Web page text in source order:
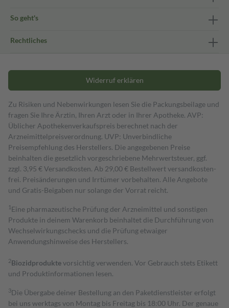
So geht's
Rechtliches
Widerruf erklären
Zu Risiken und Nebenwirkungen lesen Sie die Packungsbeilage und
fragen Sie Ihre Ärztin, Ihren Arzt oder in Ihrer Apotheke. AVP:
Üblicher Apothekenverkaufspreis berechnet nach der
Arzneimittelpreisverordnung. UVP: Unverbindliche
Preisempfehlung des Herstellers. Die angegebenen Preise
beinhalten die gesetzlich vorgeschriebene Mehrwertsteuer, ggf.
zzgl. 3,95 € Versandkosten. Ab 29,00 € Bestell­wert versand­kosten­
frei. Preisänderungen und Irrtümer vorbehalten. Alle Angebote
und Gratis-Beigaben nur solange der Vorrat reicht.
1 Eine pharmazeutische Prüfung der Arzneimittel und sonstigen
Produkte in deinem Warenkorb beinhaltet die Durchführung von
Wechselwirkungschecks und die Prüfung etwaiger
Anwendungshinweise des Herstellers.
2Biozidproduktevorsichtig verwenden. Vor Gebrauch stets Etikett
und Produktinformationen lesen.
3Die Übergabe deiner Bestellung an den Paketdienstleister erfolgt
bei uns werktags von Montag bis Freitag bis 18:00 Uhr. Der genaue